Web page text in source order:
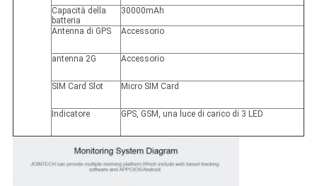
Capacità della
batteria
30000mAh
Antenna di GPS Accessorio
antenna 2G Accessorio
SIM Card Slot Micro SIM Card
Indicatore GPS, GSM, una luce di carico di 3 LED